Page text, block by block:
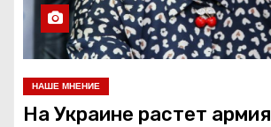
НАШЕ МНЕНИЕ
На Украине растет армия